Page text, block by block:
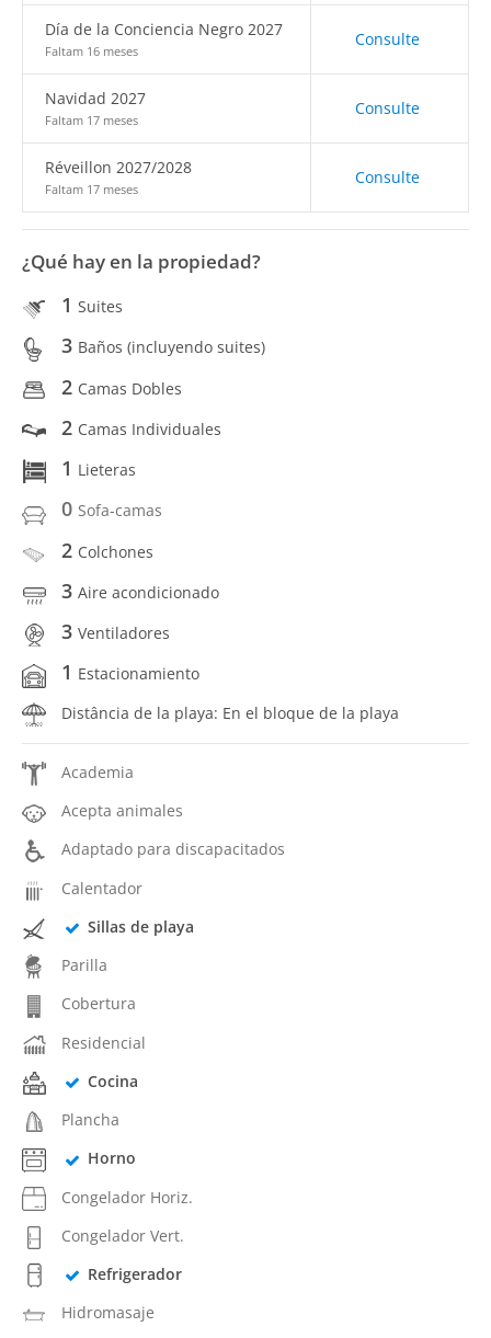
Día de la Conciencia Negro 2027
Faltam 16 meses
Consulte
Navidad 2027
Faltam 17 meses
Consulte
Réveillon 2027/2028
Faltam 17 meses
Consulte
¿Qué hay en la propiedad?
1 Suites
3 Baños (incluyendo suites)
2 Camas Dobles
2 Camas Individuales
1 Lieteras
0 Sofa-camas
2 Colchones
3 Aire acondicionado
3 Ventiladores
1 Estacionamiento
Distância de la playa: En el bloque de la playa
Academia
Acepta animales
Adaptado para discapacitados
Calentador
Sillas de playa
Parilla
Cobertura
Residencial
Cocina
Plancha
Horno
Congelador Horiz.
Congelador Vert.
Refrigerador
Hidromasaje